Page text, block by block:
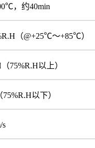
，约40min
（@+25℃～+85℃）
75%R.H以上）
以下）
s